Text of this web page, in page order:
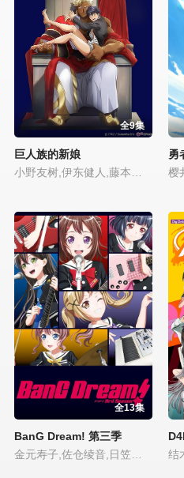
全9集
巨人族的新娘
勇
全13集
BanG Dream! 第三季
结